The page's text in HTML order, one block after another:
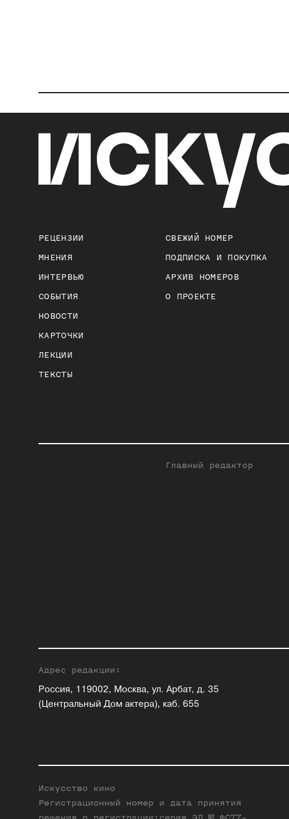
РЕЦЕНЗИИ
МНЕНИЯ
ИНТЕРВЬЮ
СОБЫТИЯ
НОВОСТИ
КАРТОЧКИ
ЛЕКЦИИ
ТЕКСТЫ
СВЕЖИЙ НОМЕР
ПОДПИСКА И ПОКУПКА
АРХИВ НОМЕРОВ
О ПРОЕКТЕ
Главный редактор
Адрес редакции:
Россия, 119002, Москва, ул. Арбат, д. 35
(Центральный Дом актера), каб. 655
Искусство кино
Регистрационный номер и дата принятия